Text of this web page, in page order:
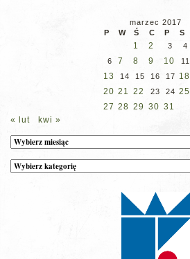
marzec 2017
P
W Ś C P S
1 2 3 4
6 7 8 9 10 11
13 14 15 16 17 18
20 21 22 23 24 25
27 28 29 30 31
« lut
kwi »
Archiwum
Kategorie
wpisów